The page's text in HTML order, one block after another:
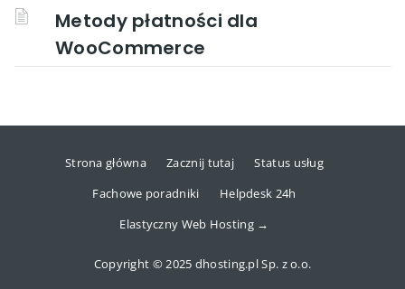
Metody płatności dla
WooCommerce
Strona główna Zacznij tutaj
Status usług
Fachowe poradniki
Helpdesk 24h
Elastyczny Web Hosting →
Copyright © 2025 dhosting.pl Sp. z o.o.